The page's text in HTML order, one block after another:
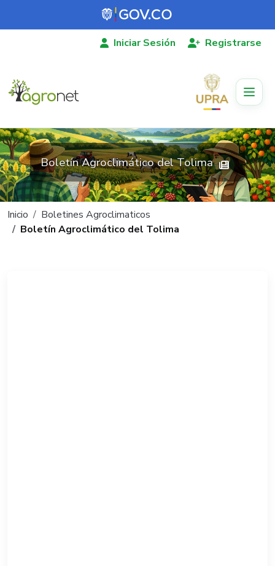
Pasar al contenido principal
Iniciar Sesión Registrarse
Boletín Agroclimático del Tolima
Ruta de navegación
Inicio
Boletines Agroclimaticos
Boletín Agroclimático del Tolima